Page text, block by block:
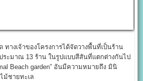
งเจ้าของโครงการได้จัดวางพื้นที่เป็นร้าน
ระมาณ 13 ร้าน ในรูปแบบสีสันที่แตกต่างกันไป
Beach garden” อันมีความหมายถึง มินิ
ม้ชายทะเล